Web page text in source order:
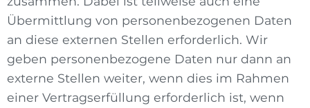
Übermittlung von personenbezogenen Daten
an diese externen Stellen erforderlich. Wir
geben personenbezogene Daten nur dann an
externe Stellen weiter, wenn dies im Rahmen
einer Vertragserfüllung erforderlich ist, wenn